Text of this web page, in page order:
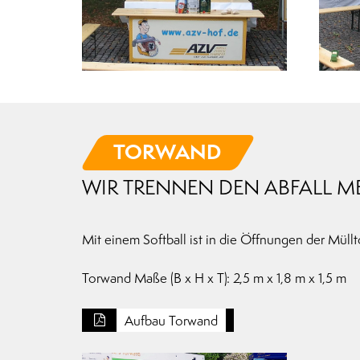
TORWAND
WIR TRENNEN DEN ABFALL
Mit einem Softball ist in die Öffnungen der
Torwand Maße (B x H x T): 2,5 m x 1,8 m x 1,5 m
Aufbau Torwand